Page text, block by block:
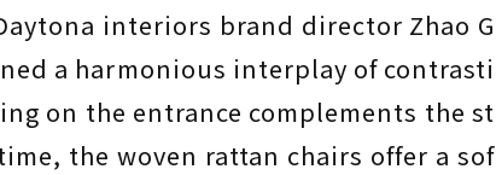
interiors brand director Zhao G
a harmonious interplay of contrasti
on the entrance complements the st
the woven rattan chairs offer a sof